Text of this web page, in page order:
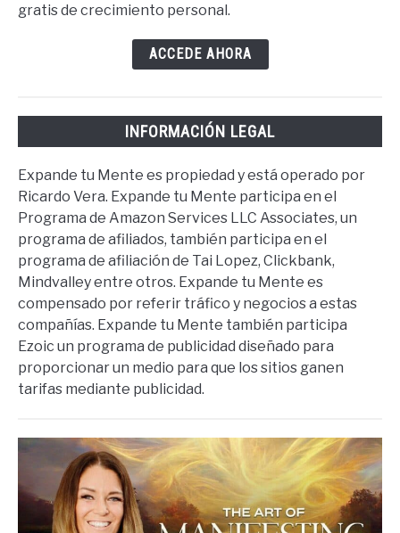
gratis de crecimiento personal.
ACCEDE AHORA
INFORMACIÓN LEGAL
Expande tu Mente es propiedad y está operado por
Ricardo Vera. Expande tu Mente participa en el
Programa de Amazon Services LLC Associates, un
programa de afiliados, también participa en el
programa de afiliación de Tai Lopez, Clickbank,
Mindvalley entre otros. Expande tu Mente es
compensado por referir tráfico y negocios a estas
compañías. Expande tu Mente también participa
Ezoic un programa de publicidad diseñado para
proporcionar un medio para que los sitios ganen
tarifas mediante publicidad.